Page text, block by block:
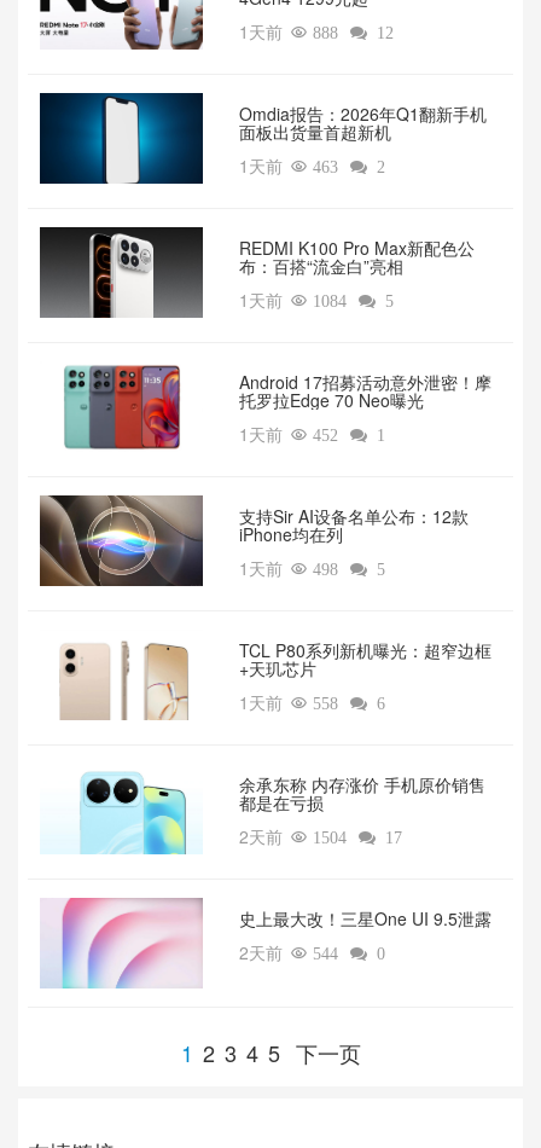
1天前  888  12
Omdia报告：2026年Q1翻新手机
面板出货量首超新机
1天前  463  2
REDMI K100 Pro Max新配色公
布：百搭“流金白”亮相
1天前  1084  5
Android 17招募活动意外泄密！摩
托罗拉Edge 70 Neo曝光
1天前  452  1
支持Sir AI设备名单公布：12款
iPhone均在列
1天前  498  5
TCL P80系列新机曝光：超窄边框
+天玑芯片
1天前  558  6
余承东称 内存涨价 手机原价销售
都是在亏损
2天前  1504  17
‌史上最大改！三星One UI 9.5泄露
2天前  544  0
1 2 3 4 5 下一页